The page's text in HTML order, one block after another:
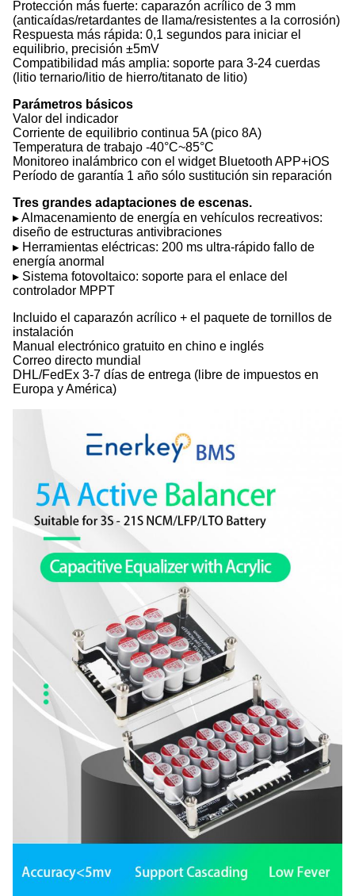
Protección más fuerte: caparazón acrílico de 3 mm
(anticaídas/retardantes de llama/resistentes a la corrosión)
Respuesta más rápida: 0,1 segundos para iniciar el
equilibrio, precisión ±5mV
Compatibilidad más amplia: soporte para 3-24 cuerdas
(litio ternario/litio de hierro/titanato de litio)
Parámetros básicos
Valor del indicador
Corriente de equilibrio continua 5A (pico 8A)
Temperatura de trabajo -40°C~85°C
Monitoreo inalámbrico con el widget Bluetooth APP+iOS
Período de garantía 1 año sólo sustitución sin reparación
Tres grandes adaptaciones de escenas.
▸ Almacenamiento de energía en vehículos recreativos:
diseño de estructuras antivibraciones
▸ Herramientas eléctricas: 200 ms ultra-rápido fallo de
energía anormal
▸ Sistema fotovoltaico: soporte para el enlace del
controlador MPPT
Incluido el caparazón acrílico + el paquete de tornillos de
instalación
Manual electrónico gratuito en chino e inglés
Correo directo mundial
DHL/FedEx 3-7 días de entrega (libre de impuestos en
Europa y América)